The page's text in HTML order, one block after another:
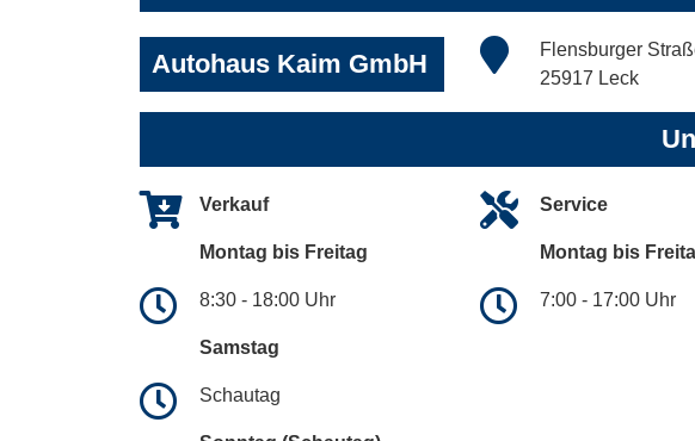
Autohaus Kaim GmbH
Flensburger
25917 Leck
Verkauf
Montag bis Freitag
8:30 - 18:00 Uhr
Samstag
Schautag
Service
Montag bis
7:00 - 17:00 Uhr